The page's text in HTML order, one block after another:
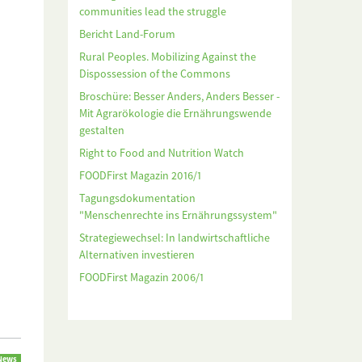
communities lead the struggle
Bericht Land-Forum
Rural Peoples. Mobilizing Against the
Dispossession of the Commons
Broschüre: Besser Anders, Anders Besser -
Mit Agrarökologie die Ernährungswende
gestalten
Right to Food and Nutrition Watch
FOODFirst Magazin 2016/1
Tagungsdokumentation
"Menschenrechte ins Ernährungssystem"
Strategiewechsel: In landwirtschaftliche
Alternativen investieren
FOODFirst Magazin 2006/1